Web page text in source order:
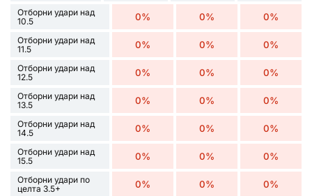
Отборни удари над
10.5
0% 0% 0%
Отборни удари над
11.5
0% 0% 0%
Отборни удари над
12.5
0% 0% 0%
Отборни удари над
13.5
0% 0% 0%
Отборни удари над
14.5
0% 0% 0%
Отборни удари над
15.5
0% 0% 0%
Отборни удари по
целта 3.5+
0% 0% 0%